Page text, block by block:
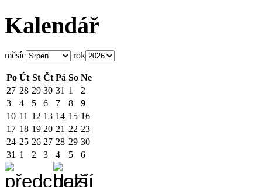
Kalendář
měsíc rok
Po Út St Čt Pá So Ne
27 28 29 30 31 1
2
3
4 5 6 7 8
9
10 11 12 13 14 15 16
17 18 19 20 21 22 23
24 25 26 27 28 29 30
31 1 2 3 4 5 6